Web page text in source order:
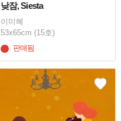
낮잠, Siesta
이미혜
53x65cm (15호)
판매됨